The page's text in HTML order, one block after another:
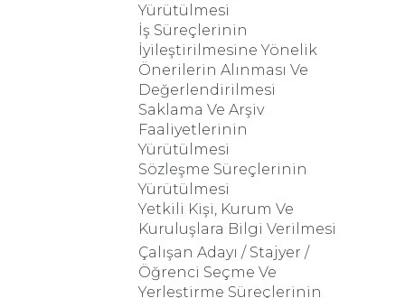
Yürütülmesi
İş Süreçlerinin
İyileştirilmesine Yönelik
Önerilerin Alınması Ve
Değerlendirilmesi
Saklama Ve Arşiv
Faaliyetlerinin
Yürütülmesi
Sözleşme Süreçlerinin
Yürütülmesi
Yetkili Kişi, Kurum Ve
Kuruluşlara Bilgi Verilmesi
Çalışan Adayı / Stajyer /
Öğrenci Seçme Ve
Yerleştirme Süreçlerinin